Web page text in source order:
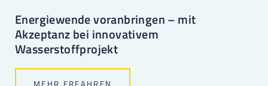
Energiewende voranbringen – mit
Akzeptanz bei innovativem
Wasserstoffprojekt